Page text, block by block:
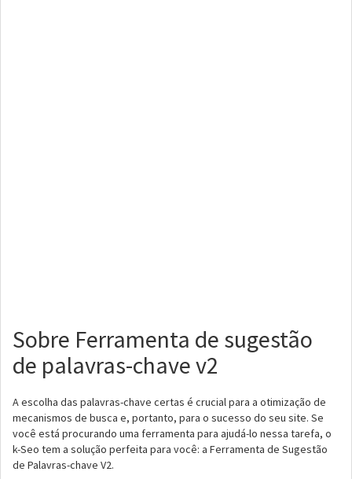
Sobre Ferramenta de sugestão
de palavras-chave v2
A escolha das palavras-chave certas é crucial para a otimização de
mecanismos de busca e, portanto, para o sucesso do seu site. Se
você está procurando uma ferramenta para ajudá-lo nessa tarefa, o
k-Seo tem a solução perfeita para você: a Ferramenta de Sugestão
de Palavras-chave V2.